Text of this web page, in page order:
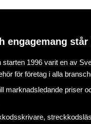
engagemang
1996 varit en av
för företag i alla
marknadsledande priser
,